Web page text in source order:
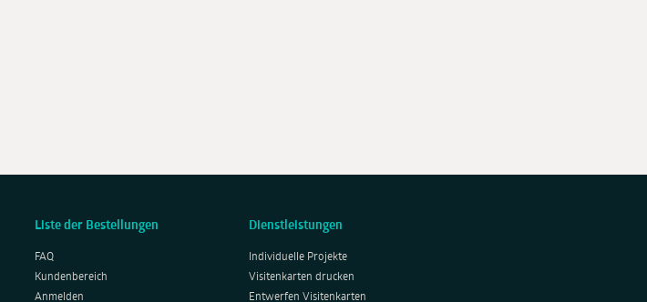
Liste der Bestellungen
FAQ
Kundenbereich
Anmelden
Dienstleistungen
Individuelle Projekte
Visitenkarten drucken
Entwerfen Visitenkarten